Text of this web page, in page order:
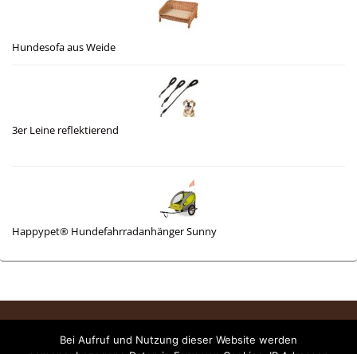
Hundesofa aus Weide
3er Leine reflektierend
Happypet® Hundefahrradanhänger Sunny
RechtlichesBei Aufruf und Nutzung dieser Website werden